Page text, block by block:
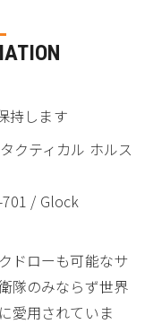
持します
クティカル ホルス
/ Glock
ドローも可能なサ
隊のみならず世界
愛用されていま